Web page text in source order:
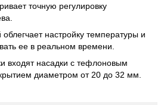
точную регулировку
настройку температуры и
ее в реальном времени.
входят насадки с тефлоновым
диаметром от 20 до 32 мм.